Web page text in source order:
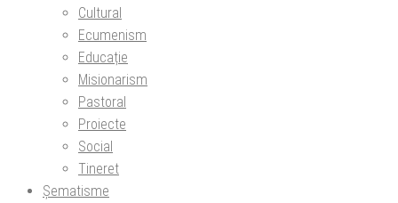
Cultural
Ecumenism
Educație
Misionarism
Pastoral
Proiecte
Social
Tineret
Șematisme